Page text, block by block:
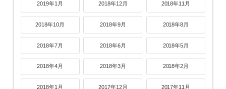
2019年1月 2018年12月 2018年11月
2018年10月 2018年9月 2018年8月
2018年7月 2018年6月 2018年5月
2018年4月 2018年3月 2018年2月
2018年1月 2017年12月 2017年11月